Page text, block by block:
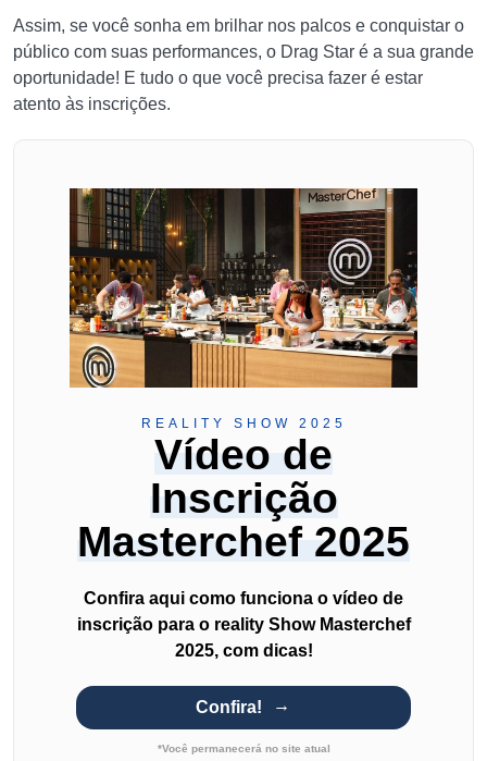
Assim, se você sonha em brilhar nos palcos e conquistar o
público com suas performances, o Drag Star é a sua grande
oportunidade! E tudo o que você precisa fazer é estar
atento às inscrições.
REALITY SHOW 2025
Vídeo de
Inscrição
Masterchef 2025
Confira aqui como funciona o vídeo de
inscrição para o reality Show Masterchef
2025, com dicas!
Confira!
*Você permanecerá no site atual